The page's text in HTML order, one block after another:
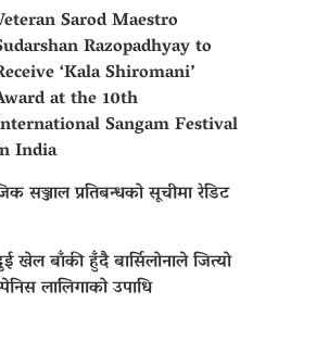
Sarod Maestro
Razopadhyay to
‘Kala Shiromani’
at the 10th
Sangam Festival
India
सञ्जाल प्रतिबन्धको सूचीमा रेडिट
खेल बाँकी हुँदै बार्सिलोनाले जित्यो
लालिगाको उपाधि